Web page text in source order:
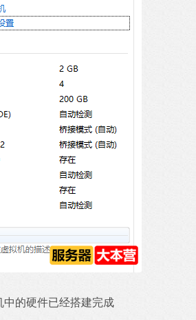
中的硬件已经搭建完成